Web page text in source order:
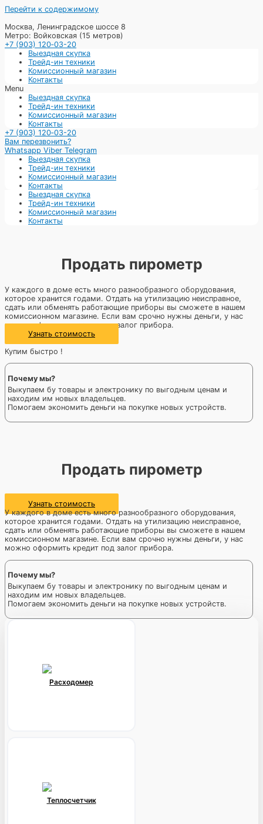
Перейти к содержимому
Москва, Ленинградское шоссе 8
Метро: Войковская (15 метров)
+7 (903) 120‑03-20
Выездная скупка
Трейд-ин техники
Комиссионный магазин
Контакты
Menu
Выездная скупка
Трейд-ин техники
Комиссионный магазин
Контакты
+7 (903) 120‑03-20
Вам перезвонить?
Whatsapp Viber Telegram
Выездная скупка
Трейд-ин техники
Комиссионный магазин
Контакты
Выездная скупка
Трейд-ин техники
Комиссионный магазин
Контакты
Продать пирометр
У каждого в доме есть много разнообразного оборудования,
которое хранится годами. Отдать на утилизацию неисправное,
сдать или обменять работающие приборы вы сможете в нашем
комиссионном магазине. Если вам срочно нужны деньги, у нас
можно оформить кредит под залог прибора.
Узнать стоимость
Купим быстро !
Почему мы?
Выкупаем бу товары и электронику по выгодным ценам и
находим им новых владельцев.
Помогаем экономить деньги на покупке новых устройств.
Продать пирометр
Узнать стоимость
У каждого в доме есть много разнообразного оборудования,
которое хранится годами. Отдать на утилизацию неисправное,
сдать или обменять работающие приборы вы сможете в нашем
комиссионном магазине. Если вам срочно нужны деньги, у нас
можно оформить кредит под залог прибора.
Почему мы?
Выкупаем бу товары и электронику по выгодным ценам и
находим им новых владельцев.
Помогаем экономить деньги на покупке новых устройств.
Расходомер
Теплосчетчик